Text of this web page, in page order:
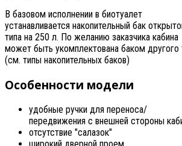
В базовом исполнении в биотуалет
устанавливается накопительный бак
типа на 250 л. По желанию заказчика кабина
может быть укомплектована баком другого
(см. типы накопительных баков)
Особенности модели
удобные ручки для переноса/
передвижения с внешней стороны
отсутствие "салазок"
широкий дверной проем